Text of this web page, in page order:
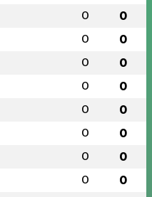
0 0
0 0
0 0
0 0
0 0
0 0
0 0
0 0